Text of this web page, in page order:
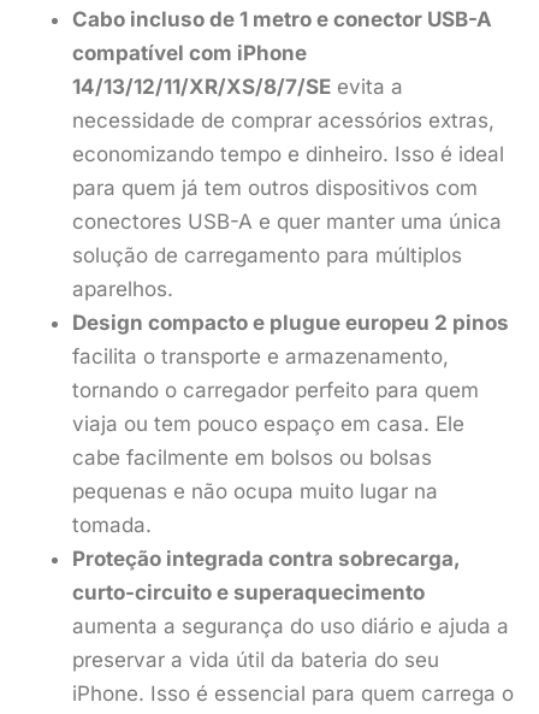
Cabo incluso de 1 metro e conector USB-A
compatível com iPhone
14/13/12/11/XR/XS/8/7/SE evita a
necessidade de comprar acessórios extras,
economizando tempo e dinheiro. Isso é ideal
para quem já tem outros dispositivos com
conectores USB-A e quer manter uma única
solução de carregamento para múltiplos
aparelhos.
Design compacto e plugue europeu 2 pinos
facilita o transporte e armazenamento,
tornando o carregador perfeito para quem
viaja ou tem pouco espaço em casa. Ele
cabe facilmente em bolsos ou bolsas
pequenas e não ocupa muito lugar na
tomada.
Proteção integrada contra sobrecarga,
curto-circuito e superaquecimento
aumenta a segurança do uso diário e ajuda a
preservar a vida útil da bateria do seu
iPhone. Isso é essencial para quem carrega o